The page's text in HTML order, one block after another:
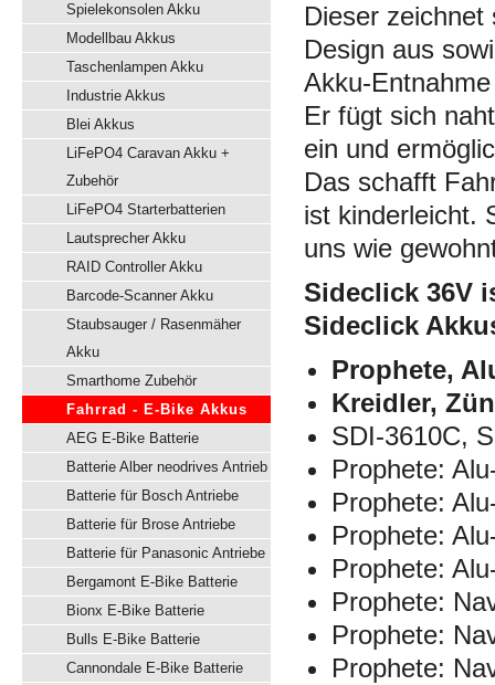
Spielekonsolen Akku
Modellbau Akkus
Taschenlampen Akku
Industrie Akkus
Blei Akkus
LiFePO4 Caravan Akku +
Zubehör
LiFePO4 Starterbatterien
Lautsprecher Akku
RAID Controller Akku
Barcode-Scanner Akku
Staubsauger / Rasenmäher
Akku
Smarthome Zubehör
Fahrrad - E-Bike Akkus
AEG E-Bike Batterie
Batterie Alber neodrives Antrieb
Batterie für Bosch Antriebe
Batterie für Brose Antriebe
Batterie für Panasonic Antriebe
Bergamont E-Bike Batterie
Bionx E-Bike Batterie
Bulls E-Bike Batterie
Cannondale E-Bike Batterie
Dieser zeichnet
Design aus
Akku-
Er fügt sich
ein und
Das schafft
ist kinderleicht.
uns wie
Sideclick 36V
Sideclick
Prophete,
Kreidler,
SDI-3610C,
Prophete:
Prophete:
Prophete:
Prophete:
Prophete:
Prophete:
Prophete: